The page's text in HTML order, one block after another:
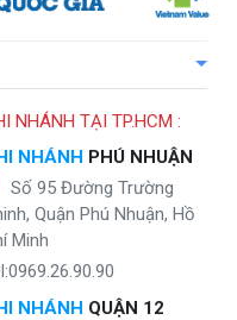
NHÁNH TẠI TP.HCM :
NHÁNH PHÚ NHUẬN
Số 95 Đường Trường
Quận Phú Nhuận, Hồ
Minh
NHÁNH QUẬN 12